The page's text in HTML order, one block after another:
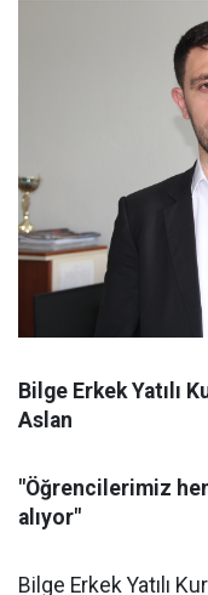
Bilge Erkek Yatılı
Aslan
"Öğrencilerimiz
alıyor"
Bilge Erkek Yatılı